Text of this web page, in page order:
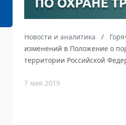
Новости и аналитика
изменений в Положение о
территории Российской
7 мая 2019